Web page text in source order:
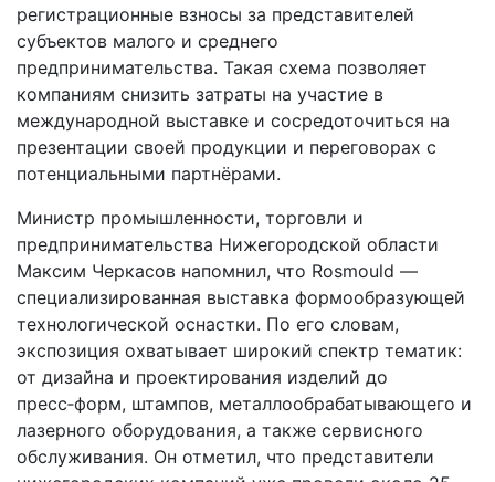
регистрационные взносы за представителей
субъектов малого и среднего
предпринимательства. Такая схема позволяет
компаниям снизить затраты на участие в
международной выставке и сосредоточиться на
презентации своей продукции и переговорах с
потенциальными партнёрами.
Министр промышленности, торговли и
предпринимательства Нижегородской области
Максим Черкасов напомнил, что Rosmould —
специализированная выставка формообразующей
технологической оснастки. По его словам,
экспозиция охватывает широкий спектр тематик:
от дизайна и проектирования изделий до
пресс‑форм, штампов, металлообрабатывающего и
лазерного оборудования, а также сервисного
обслуживания. Он отметил, что представители